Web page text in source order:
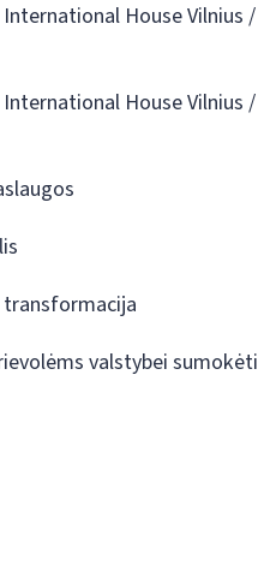
House Vilnius /
House Vilnius /
valstybei sumokėti